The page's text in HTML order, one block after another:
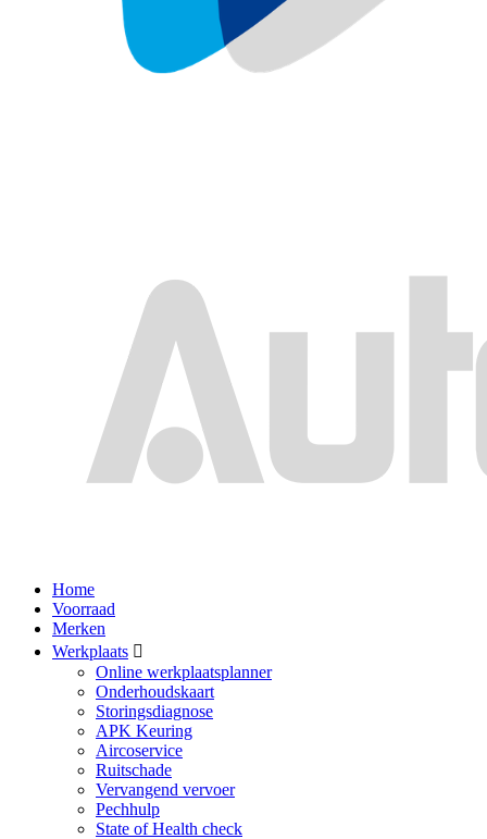
Home
Voorraad
Merken
Werkplaats
Online werkplaatsplanner
Onderhoudskaart
Storingsdiagnose
APK Keuring
Aircoservice
Ruitschade
Vervangend vervoer
Pechhulp
State of Health check